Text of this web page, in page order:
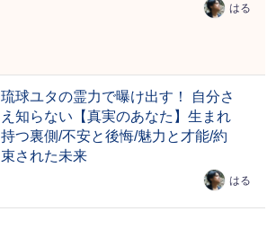
はる
琉球ユタの霊力で曝け出す！ 自分さ
え知らない【真実のあなた】生まれ
持つ裏側/不安と後悔/魅力と才能/約
束された未来
はる